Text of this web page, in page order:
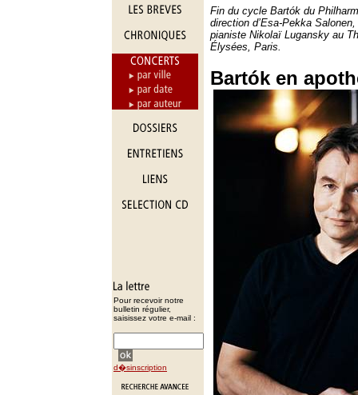
Pour recevoir notre
bulletin régulier,
saisissez votre e-mail :
d�sinscription
Fin du cycle Bartók du
direction d’Esa-Pekka
pianiste Nikolaï Lugansky au
Élysées, Paris.
Bartók en